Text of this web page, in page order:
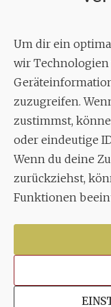
Um dir ein
wir Technologien
zuzugreifen.
zustimmst,
oder eindeutige
Wenn du deine
zurückziehst,
Funktionen
Tel.
Copyright ©